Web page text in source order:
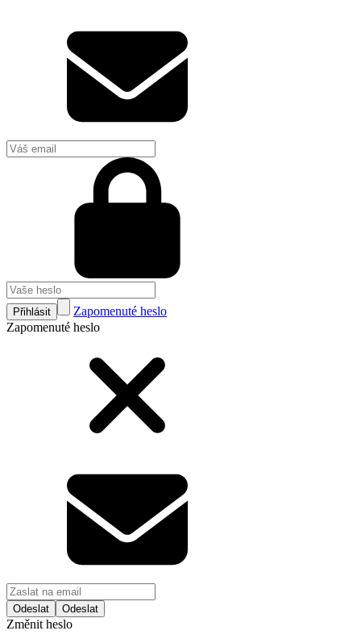
Přihlásit
Zapomenuté heslo
Zapomenuté heslo
Odeslat
Změnit heslo